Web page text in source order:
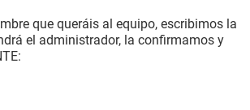
que queráis al equipo, escribimos la
el administrador, la confirmamos y